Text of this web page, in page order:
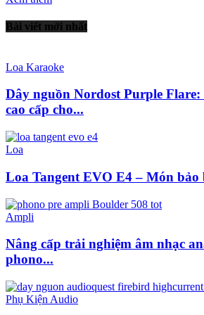
Bài viết mới nhất
Loa Karaoke
Dây nguồn Nordost Purple
cao cấp cho...
Loa
Loa Tangent EVO E4 – Món
Ampli
Nâng cấp trải nghiệm âm nhạc
phono...
Phụ Kiện Audio